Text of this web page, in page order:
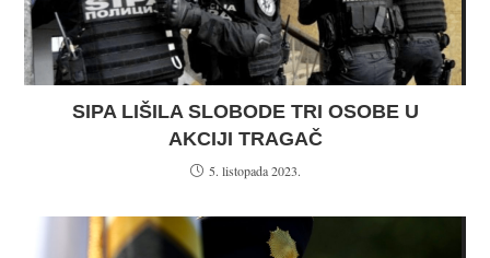
SIPA LIŠILA SLOBODE TRI OSOBE U
AKCIJI TRAGAČ
5. listopada 2023.